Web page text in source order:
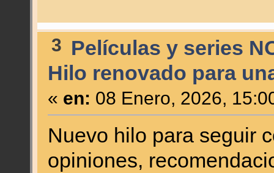
3 Películas y series
Hilo renovado para
« en: 08 Enero, 2026,
Nuevo hilo para seguir
opiniones,